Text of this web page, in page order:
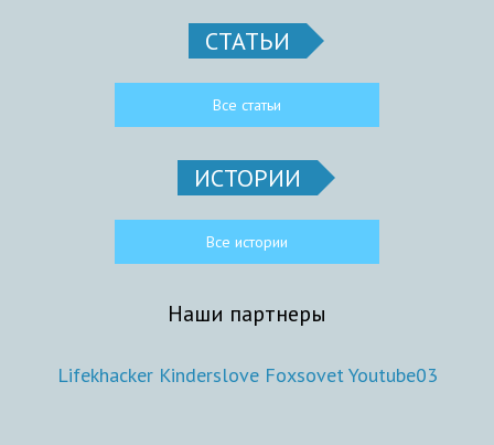
СТАТЬИ
Все статьи
ИСТОРИИ
Все истории
Наши партнеры
Lifekhacker Kinderslove FoxsovetYoutube03